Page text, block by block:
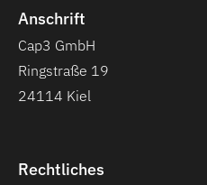
Anschrift
Cap3 GmbH
Ringstraße 19
24114 Kiel
Rechtliches